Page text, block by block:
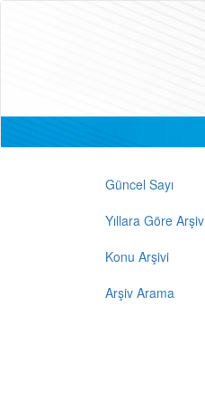
Güncel Sayı
Yıllara Göre Arşiv
Konu Arşivi
Arşiv Arama